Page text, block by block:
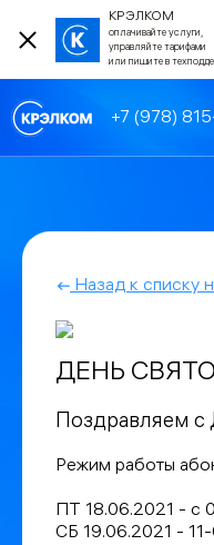
КРЭЛКОМ
оплачивайте услуги,
управляйте тарифами
или пишите в
+7 (978)
Назад к списку
ДЕНЬ
Поздравляем
Режим работы
ПТ 18.06.2021 - с
СБ 19.06.2021 -